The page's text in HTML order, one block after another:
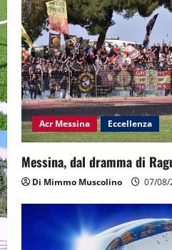
Acr Messina Eccellenza
Messina, dal dramma di
Di Mimmo Muscolino 07/08/